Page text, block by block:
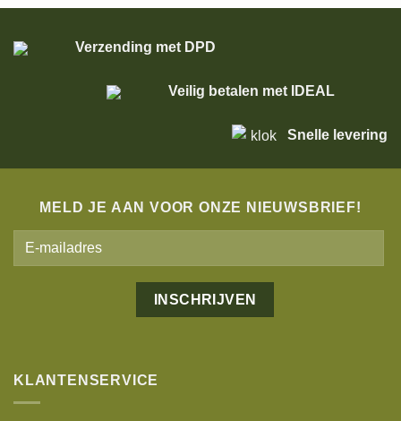
Verzending met DPD
Veilig betalen met IDEAL
Snelle levering
MELD JE AAN VOOR ONZE NIEUWSBRIEF!
KLANTENSERVICE